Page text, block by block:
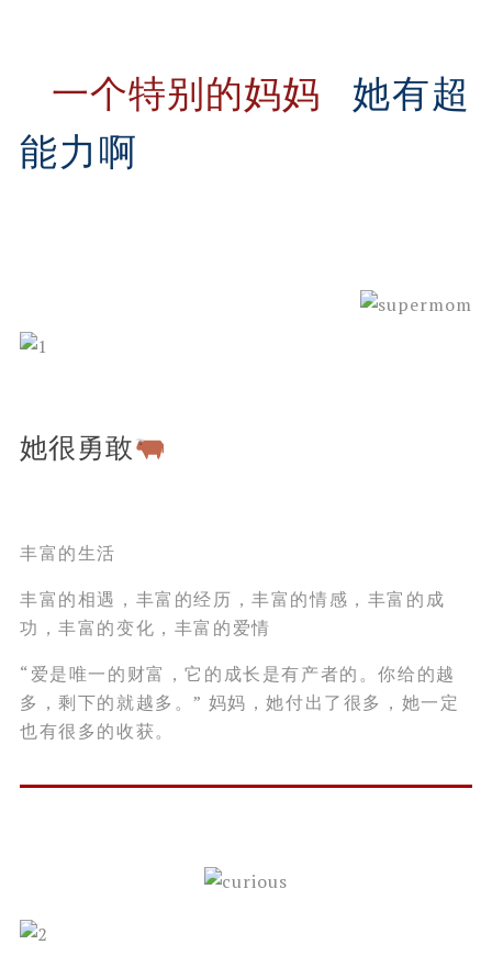
一个特别的妈妈 她有超
能力啊
她很勇敢
丰富的生活
丰富的相遇，丰富的经历，丰富的情感，丰富的成
功，丰富的变化，丰富的爱情
“爱是唯一的财富，它的成长是有产者的。你给的越
多，剩下的就越多。” 妈妈，她付出了很多，她一定
也有很多的收获。